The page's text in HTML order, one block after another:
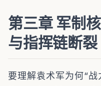
第三章 军制
与指挥链断裂
要理解袁术军为何“